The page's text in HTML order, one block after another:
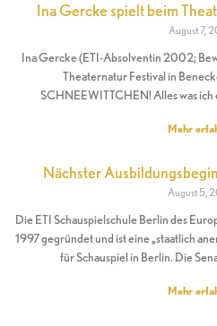
Ina Gercke spielt beim
August 7,
Ina Gercke (ETI-Absolventin 2002;
Theaternatur Festival in
SCHNEEWITTCHEN! Alles was ich
Mehr
Nächster
August 5,
Die ETI Schauspielschule Berlin des
1997 gegründet und ist eine „staatlich
für Schauspiel in Berlin. Die
Mehr